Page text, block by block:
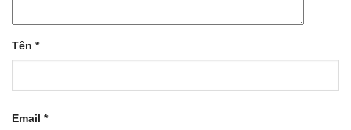
Tên *
Email *